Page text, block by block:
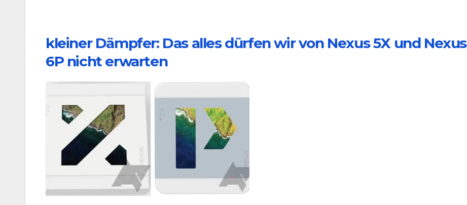
kleiner Dämpfer: Das alles dürfen wir von Nexus 5X und Nexus
6P nicht erwarten